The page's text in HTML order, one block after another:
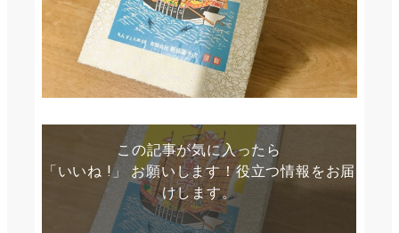
この記事が気に入ったら
「いいね !」 お願いします！役立つ情報をお届
けします。